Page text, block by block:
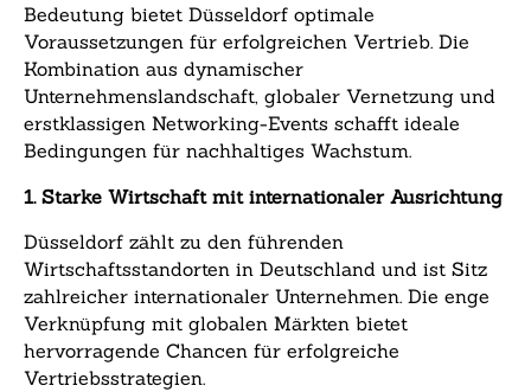
Bedeutung bietet Düsseldorf optimale
Voraussetzungen für erfolgreichen Vertrieb. Die
Kombination aus dynamischer
Unternehmenslandschaft, globaler Vernetzung und
erstklassigen Networking-Events schafft ideale
Bedingungen für nachhaltiges Wachstum.
1. Starke Wirtschaft mit internationaler Ausrichtung
Düsseldorf zählt zu den führenden
Wirtschaftsstandorten in Deutschland und ist Sitz
zahlreicher internationaler Unternehmen. Die enge
Verknüpfung mit globalen Märkten bietet
hervorragende Chancen für erfolgreiche
Vertriebsstrategien.